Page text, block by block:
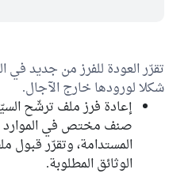
تقرّر العودة للفرز من جديد في
شكلا لورودها خارج الآجال.
إعادة فرز ملف ترشّح
صنف مختص في الموارد
المستدامة، وتقرّر قبول
الوثائق المطلوبة.